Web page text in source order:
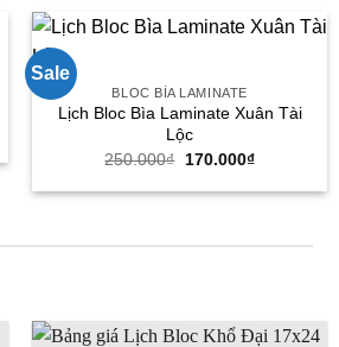
79.000₫.
Sale
BLOC BÌA LAMINATE
Lịch Bloc Bìa Laminate Xuân Tài
Lộc
250.000₫ Giá
là:
170.000₫Giá
tại